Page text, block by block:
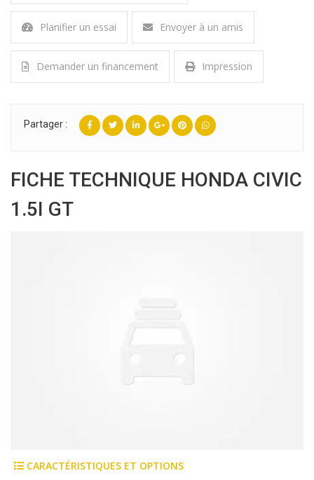
Planifier un essai Envoyer à un amis
Demander un financement Impression
Partager :
FICHE TECHNIQUE HONDA CIVIC
1.5I GT
CARACTÉRISTIQUES ET OPTIONS